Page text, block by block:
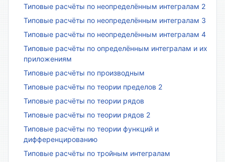
Типовые расчёты по неопределённым интегралам 2
Типовые расчёты по неопределённым интегралам 3
Типовые расчёты по неопределённым интегралам 4
Типовые расчёты по определённым интегралам и их
приложениям
Типовые расчёты по производным
Типовые расчёты по теории пределов 2
Типовые расчёты по теории рядов
Типовые расчёты по теории рядов 2
Типовые расчёты по теории функций и
дифференцированию
Типовые расчёты по тройным интегралам